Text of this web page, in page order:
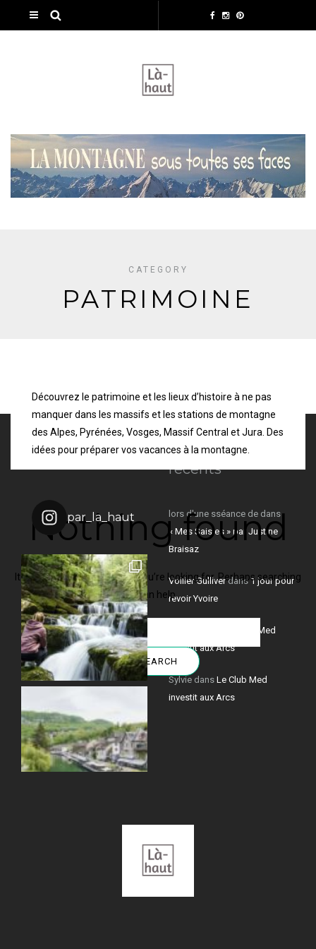
CATEGORY
PATRIMOINE
Découvrez le patrimoine et les lieux d’histoire à ne pas
manquer dans les massifs et les stations de montagne
des Alpes, Pyrénées, Vosges, Massif Central et Jura. Des
idées pour préparer vos vacances à la montagne.
Nothing found
It seems we can’t find what you’re looking for. Perhaps searching
can help.
Instagram
par_la_haut
Commentaires
récents
lors d'une sséance de dans
« Mes Saisies » par Justine
Braisaz
Voilier Gulliverdans1 jour pour
revoir Yvoire
Le Club Med
investit aux Arcs
Sylvie dans Le Club Med
investit aux Arcs